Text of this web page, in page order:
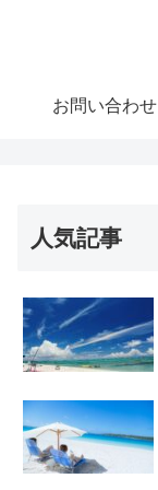
お問い合わせ
人気記事